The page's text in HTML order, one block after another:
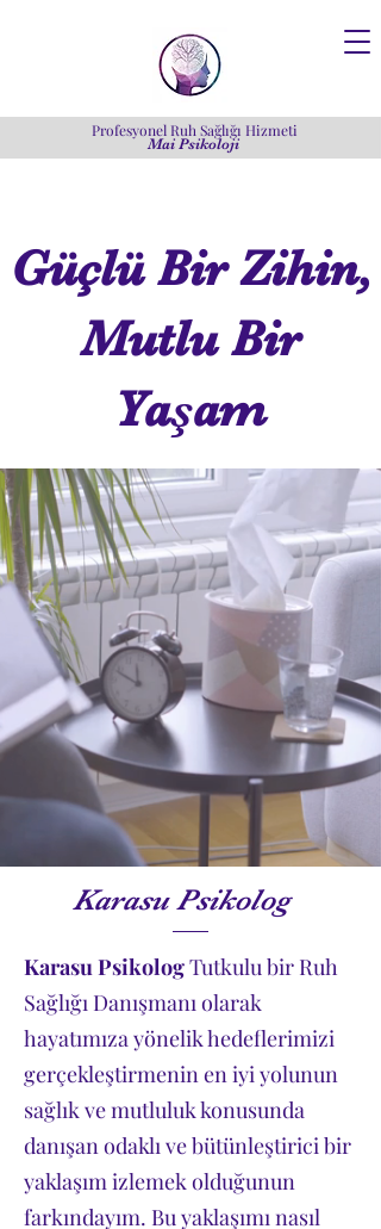
Mai Psikoloji
Profesyonel Ruh Sağlığı Hizmeti
Güçlü Bir Zihin,
Mutlu Bir
Yaşam
Karasu Psikolog
Karasu PsikologTutkulu bir Ruh
Sağlığı Danışmanı olarak
hayatımıza yönelik hedeflerimizi
gerçekleştirmenin en iyi yolunun
sağlık ve mutluluk konusunda
danışan odaklı ve bütünleştirici bir
yaklaşım izlemek olduğunun
farkındayım. Bu yaklaşımı nasıl